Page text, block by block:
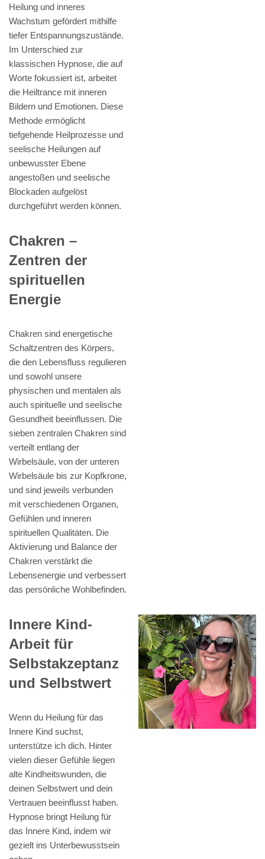
Heilung und inneres
Wachstum gefördert mithilfe
tiefer Entspannungszustände.
Im Unterschied zur
klassischen Hypnose, die auf
Worte fokussiert ist, arbeitet
die Heiltrance mit inneren
Bildern und Emotionen. Diese
Methode ermöglicht
tiefgehende Heilprozesse und
seelische Heilungen auf
unbewusster Ebene
angestoßen und seelische
Blockaden aufgelöst
durchgeführt werden können.
Chakren –
Zentren der
spirituellen
Energie
Chakren sind energetische
Schaltzentren des Körpers,
die den Lebensfluss regulieren
und sowohl unsere
physischen und mentalen als
auch spirituelle und seelische
Gesundheit beeinflussen. Die
sieben zentralen Chakren sind
verteilt entlang der
Wirbelsäule, von der unteren
Wirbelsäule bis zur Kopfkrone,
und sind jeweils verbunden
mit verschiedenen Organen,
Gefühlen und inneren
spirituellen Qualitäten. Die
Aktivierung und Balance der
Chakren verstärkt die
Lebensenergie und verbessert
das persönliche Wohlbefinden.
Innere Kind-
Arbeit für
Selbstakzeptanz
und Selbstwert
Wenn du Heilung für das
Innere Kind suchst,
unterstütze ich dich. Hinter
vielen dieser Gefühle liegen
alte Kindheitswunden, die
deinen Selbstwert und dein
Vertrauen beeinflusst haben.
Hypnose bringt Heilung für
das Innere Kind, indem wir
gezielt ins Unterbewusstsein